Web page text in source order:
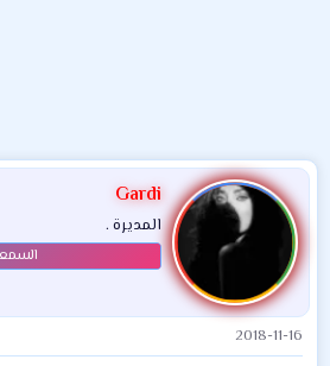
Gardi
المديرة .
2018-11-16